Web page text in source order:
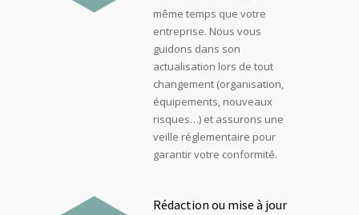
même temps que votre
entreprise. Nous vous
guidons dans son
actualisation lors de tout
changement (organisation,
équipements, nouveaux
risques…) et assurons une
veille réglementaire pour
garantir votre conformité.
Rédaction ou mise à jour